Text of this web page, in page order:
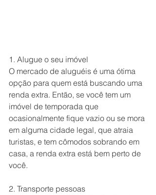
1. Alugue o seu imóvel
O mercado de aluguéis é uma ótima
opção para quem está buscando uma
renda extra. Então, se você tem um
imóvel de temporada que
ocasionalmente fique vazio ou se mora
em alguma cidade legal, que atraia
turistas, e tem cômodos sobrando em
casa, a renda extra está bem perto de
você.
2. Transporte pessoas